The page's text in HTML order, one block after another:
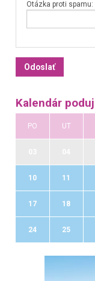
Otázka proti
Kalendár
PO UT
10 11
17 18
24 25